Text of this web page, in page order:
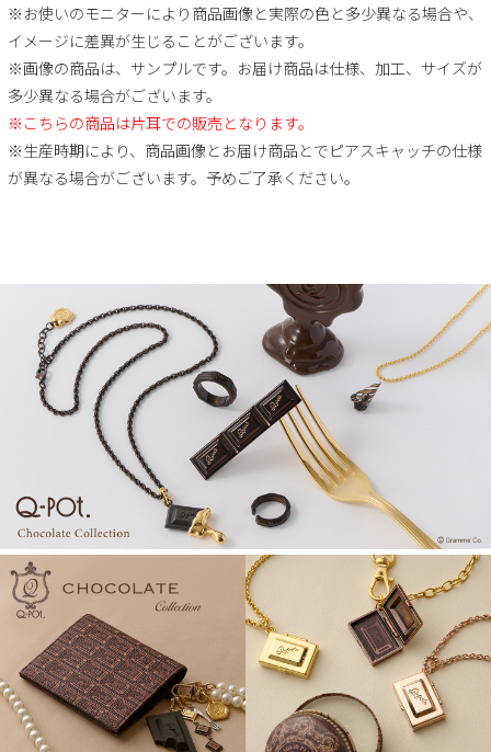
※お使いのモニターにより商品画像と実際の色と多少異なる場合や、
イメージに差異が生じることがございます。
※画像の商品は、サンプルです。お届け商品は仕様、加工、サイズが
多少異なる場合がございます。
※こちらの商品は片耳での販売となります。
※生産時期により、商品画像とお届け商品とでピアスキャッチの仕様
が異なる場合がございます。予めご了承ください。